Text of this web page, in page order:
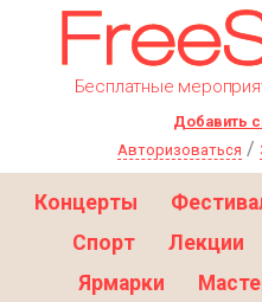
Бесплатные
Добавить
Авторизоваться /
Концерты
Спорт
Лекции
Ярмарки